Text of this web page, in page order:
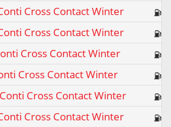
Cross Contact Winter
Cross Contact Winter
Cross Contact Winter
Cross Contact Winter
Cross Contact Winter
Cross Contact Winter